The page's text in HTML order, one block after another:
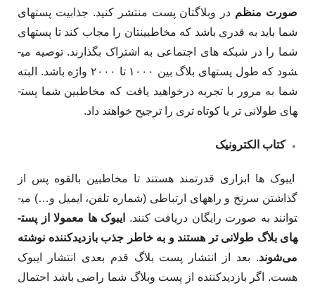
صورت منظم در وبلاگتان پست منتشر کنید. جذابیت پست­های
شما باید به قدری باشد که مخاطبینتان را مجاب کند تا پست­های
شما را در شبکه­ های اجتماعی به اشتراک بگذارند. توصیه می­
شود که طول پست­های بلاگ بین ۱۰۰۰ تا ۲۰۰۰ واژه باشد. البته
شما به مرور با تجربه درخواهید یافت که مخاطبین شما پست­
های طولانی­ تر یا کوتاه­ تری را ترجیح خواهند داد.
کتاب الکترونیک
ای­بوک ­ها ابزاری قدرتمند هستند تا مخاطبین بالقوه پس از
گذاشتن سرنخ و راه­های ارتباطی (شماره تلفن، ایمیل و…) می­
توانند به صورت رایگان دریافت کنند.
ای­بوک­ ها معمولا از پست­
های بلاگ طولانی ­تر هستند و به خاطر جذب بازدیدکننده نوشته
می­‌شوند. بعد از انتشار پست بلاگ قدم بعدی انتشار ای­بوک
هست. اگر بازدیدکننده از پست وبلاگ شما راضی باشد احتمال